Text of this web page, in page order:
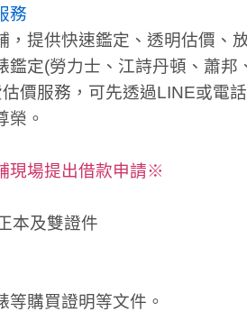
務
，提供快速鑑定、透明估價、
鑑定(勞力士、江詩丹頓、蕭邦
估價服務，可先透過LINE或電
榮。
現場提出借款申請※
本及雙證件
等購買證明等文件。